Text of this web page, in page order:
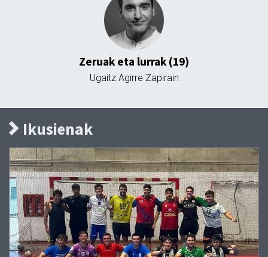
Zeruak eta lurrak (19)
Ugaitz Agirre Zapirain
Ikusienak